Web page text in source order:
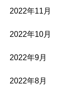
2022年11月
2022年10月
2022年9月
2022年8月